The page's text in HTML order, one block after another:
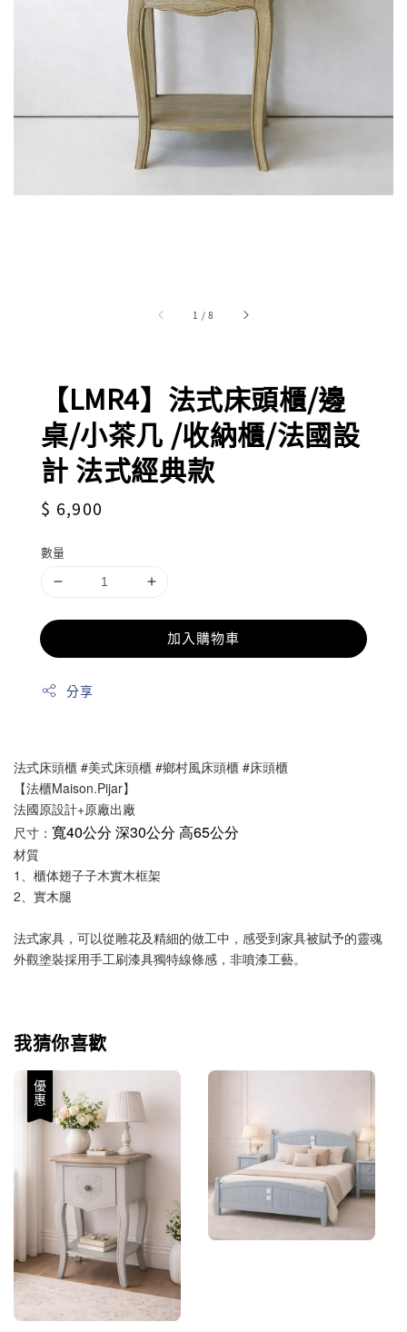
1 /8
【LMR4】法式床頭櫃/邊
桌/小茶几 /收納櫃/法國設
計 法式經典款
Regular
$ 6,900
數量
加入購物車
分享
法式床頭櫃 #美式床頭櫃 #鄉村風床頭櫃 #床頭櫃
【法櫃Maison.Pijar】
法國原設計+原廠出廠
尺寸： 寬40公分 深30公分 高65公分
材質
1、櫃体翅子子木實木框架
2、實木腿
法式家具，可以從雕花及精細的做工中，感受到家具被賦予的靈魂
外觀塗裝採用手工刷漆具獨特線條感，非噴漆工藝。
我猜你喜歡
優惠